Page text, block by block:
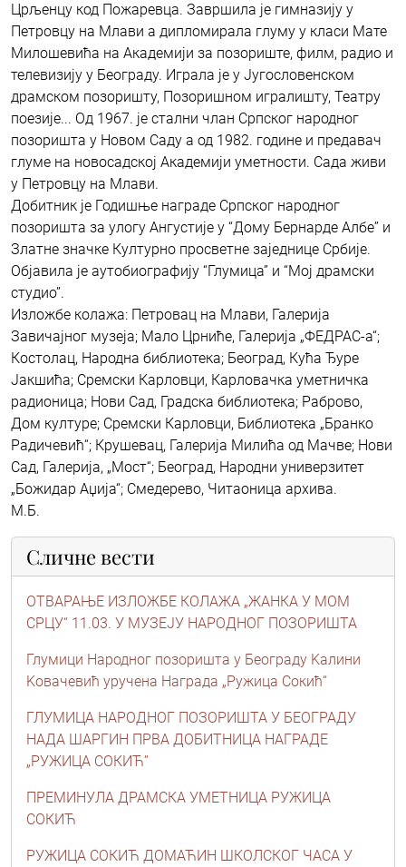
Црљенцу код Пожаревца. Завршила је гимназију у
Петровцу на Млави а дипломирала глуму у класи Мате
Милошевића на Академији за позориште, филм, радио и
телевизију у Београду. Играла је у Југословенском
драмском позоришту, Позоришном игралишту, Театру
поезије... Од 1967. је стални члан Српског народног
позоришта у Новом Саду а од 1982. године и предавач
глуме на новосадској Академији уметности. Сада живи
у Петровцу на Млави.
Добитник је Годишње награде Српског народног
позоришта за улогу Ангустије у “Дому Бернарде Албе” и
Златне значке Културно просветне заједнице Србије.
Објавила је аутобиографију “Глумица” и “Мој драмски
студио”.
Изложбе колажа: Петровац на Млави, Галерија
Завичајног музеја; Мало Црниће, Галерија „ФЕДРАС-а“;
Костолац, Народна библиотека; Београд, Кућа Ђуре
Јакшића; Сремски Карловци, Карловачка уметничка
радионица; Нови Сад, Градска библиотека; Раброво,
Дом културе; Сремски Карловци, Библиотека „Бранко
Радичевић“; Крушевац, Галерија Милића од Мачве; Нови
Сад, Галерија, „Мост“; Београд, Народни универзитет
„Божидар Аџија“; Смедерево, Читаоница архива.
М.Б.
Сличне вести
ОТВАРАЊЕ ИЗЛОЖБЕ КОЛАЖА „ЖАНКА У МОМ
СРЦУ“ 11.03. У МУЗЕЈУ НАРОДНОГ ПОЗОРИШТА
Глумици Народног позоришта у Београду Kалини
Kовачевић уручена Награда „Ружица Сокић“
ГЛУМИЦА НАРОДНОГ ПОЗОРИШТА У БЕОГРАДУ
НАДА ШАРГИН ПРВА ДОБИТНИЦА НАГРАДЕ
„РУЖИЦА СОКИЋ”
ПРЕМИНУЛА ДРАМСКА УМЕТНИЦА РУЖИЦА
СОКИЋ
РУЖИЦА СОКИЋ ДОМАЋИН ШКОЛСКОГ ЧАСА У